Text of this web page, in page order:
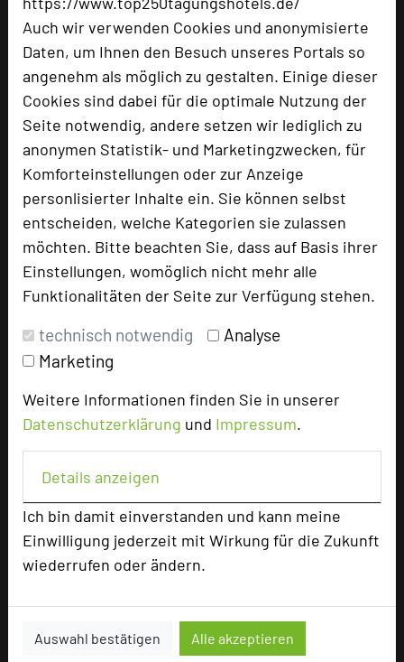
Auch wir verwenden Cookies und anonymisierte
Daten, um Ihnen den Besuch unseres Portals so
angenehm als möglich zu gestalten. Einige dieser
Cookies sind dabei für die optimale Nutzung der
Seite notwendig, andere setzen wir lediglich zu
anonymen Statistik- und Marketingzwecken, für
Komforteinstellungen oder zur Anzeige
personlisierter Inhalte ein. Sie können selbst
entscheiden, welche Kategorien sie zulassen
möchten. Bitte beachten Sie, dass auf Basis ihrer
Einstellungen, womöglich nicht mehr alle
Funktionalitäten der Seite zur Verfügung stehen.
technisch notwendig
Analyse
Marketing
Weitere Informationen finden Sie in unserer
Datenschutzerklärung und Impressum.
Details anzeigen
Ich bin damit einverstanden und kann meine
Einwilligung jederzeit mit Wirkung für die Zukunft
wiederrufen oder ändern.
Auswahl bestätigen Alle akzeptieren
Hotel Sonne
Hauptstraße 43
91564 Neuendettelsau
phone +49 9874 508-0
mail Email
language Homepage
Hoteldaten
Max. Tagungskapazität (Personen)
U-Form
Parlamentarisch
200
Reihenbestuhlung
Zimmer